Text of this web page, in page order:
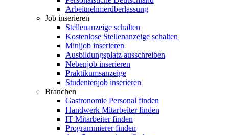
Arbeitnehmerüberlassung
Job inserieren
Stellenanzeige schalten
Kostenlose Stellenanzeige schalten
Minijob inserieren
Ausbildungsplatz ausschreiben
Nebenjob inserieren
Praktikumsanzeige
Studentenjob inserieren
Branchen
Gastronomie Personal finden
Handwerk Mitarbeiter finden
IT Mitarbeiter finden
Programmierer finden